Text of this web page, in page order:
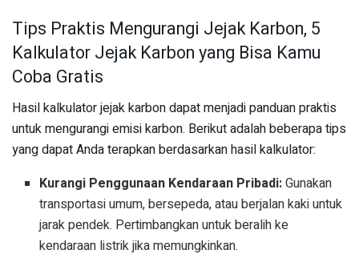
Tips Praktis Mengurangi Jejak Karbon, 5
Kalkulator Jejak Karbon yang Bisa Kamu
Coba Gratis
Hasil kalkulator jejak karbon dapat menjadi panduan praktis
untuk mengurangi emisi karbon. Berikut adalah beberapa tips
yang dapat Anda terapkan berdasarkan hasil kalkulator:
Kurangi Penggunaan Kendaraan Pribadi:Gunakan
transportasi umum, bersepeda, atau berjalan kaki untuk
jarak pendek. Pertimbangkan untuk beralih ke
kendaraan listrik jika memungkinkan.